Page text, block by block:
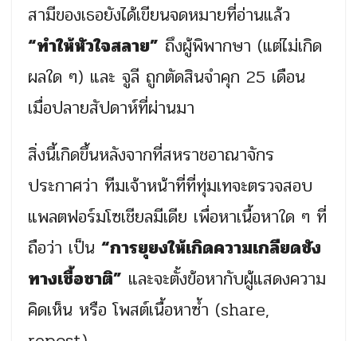
สามีของเธอยังได้เขียนจดหมายที่อ่านแล้ว
“ทำให้หัวใจสลาย” ถึงผู้พิพากษา (แต่ไม่เกิด
ผลใด ๆ) และ จูลี ถูกตัดสินจำคุก 25 เดือน
เมื่อปลายสัปดาห์ที่ผ่านมา
สิ่งนี้เกิดขึ้นหลังจากที่สหราชอาณาจักร
ประกาศว่า ทีมเจ้าหน้าที่ที่ทุ่มเทจะตรวจสอบ
แพลตฟอร์มโซเชียลมีเดีย เพื่อหาเนื้อหาใด ๆ ที่
ถือว่า เป็น “การยุยงให้เกิดความเกลียดชัง
ทางเชื้อชาติ” และจะตั้งข้อหากับผู้แสดงความ
คิดเห็น หรือ โพสต์เนื้อหาซ้ำ (share,